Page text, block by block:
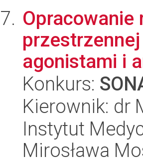
agonistami i
Konkurs:
Kierownik: dr
Instytut
Mirosława